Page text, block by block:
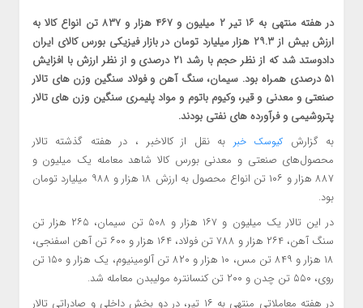
در هفته منتهی به ۱۶ تیر ۲ میلیون و ۴۶۷ هزار و ۸۳۷ تن انواع کالا به
ارزش بیش از ۲۹.۳ هزار میلیارد تومان در بازار فیزیکی بورس کالای ایران
دادوستد شد که از نظر حجم با رشد ۲۱ درصدی و از نظر ارزش با افزایش
۵۱ درصدی همراه بود. سیمان، سنگ آهن و فولاد سنگین وزن های تالار
صنعتی و معدنی و قیر، وکیوم باتوم و مواد پلیمری سنگین وزن های تالار
پتروشیمی و فرآورده های نفتی بودند.
به گزارش کیوسک خبر به نقل از کالاخبر ، در هفته گذشته تالار
محصول‌های صنعتی و معدنی بورس کالا شاهد معامله یک میلیون و
۸۸۷ هزار و ۱۰۶ تن انواع محصول به ارزش ۱۸ هزار و ۹۸۸ میلیارد تومان
بود.
در این تالار یک میلیون و ۱۶۷ هزار و ۵۰۸ تن سیمان، ۲۶۵ هزار تن
سنگ آهن، ۲۶۴ هزار و ۷۸۸ تن فولاد، ۱۶۴ هزار و ۶۰۰ تن آهن اسفنجی،
۱۸ هزار و ۸۴۹ تن مس، ۱۰ هزار و ۸۲۰ تن آلومینیوم، یک هزار و ۱۵۰ تن
روی، ۵۵۰ تن چدن و ۲۰۰ تن کنسانتره مولیبدن معامله شد.
در هفته معاملاتی منتهی به ۱۶ تیر، در دو بخش داخلی و صادراتی تالار